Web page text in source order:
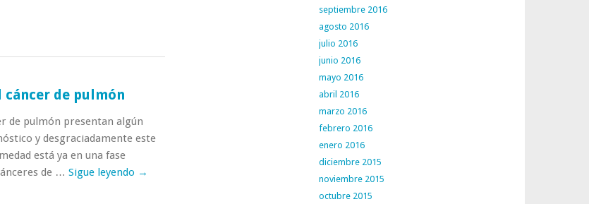
de pulmón
de pulmón presentan algún
y desgraciadamente este
está ya en una fase
de … Sigue leyendo →
septiembre 2016
agosto 2016
julio 2016
junio 2016
mayo 2016
abril 2016
marzo 2016
febrero 2016
enero 2016
diciembre 2015
noviembre 2015
octubre 2015